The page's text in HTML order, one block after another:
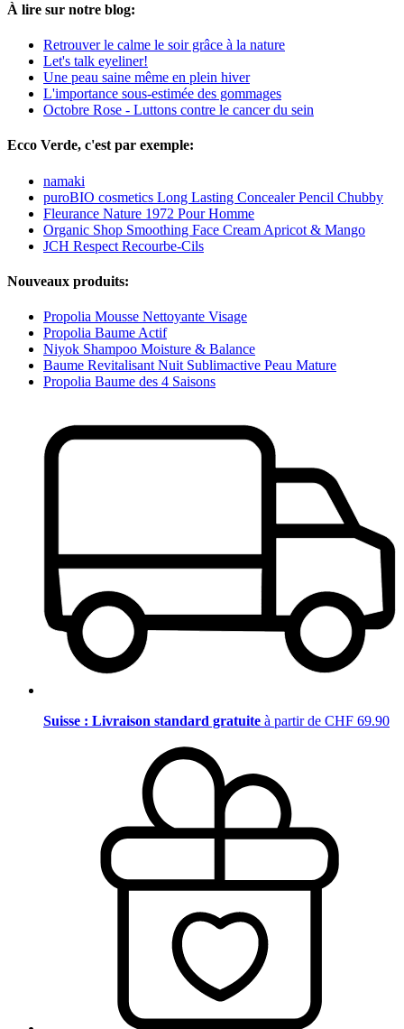
À lire sur notre blog:
Retrouver le calme le soir grâce à la nature
Let's talk eyeliner!
Une peau saine même en plein hiver
L'importance sous-estimée des gommages
Octobre Rose - Luttons contre le cancer du sein
Ecco Verde, c'est par exemple:
namaki
puroBIO cosmetics Long Lasting Concealer Pencil Chubby
Fleurance Nature 1972 Pour Homme
Organic Shop Smoothing Face Cream Apricot & Mango
JCH Respect Recourbe-Cils
Nouveaux produits:
Propolia Mousse Nettoyante Visage
Propolia Baume Actif
Niyok Shampoo Moisture & Balance
Baume Revitalisant Nuit Sublimactive Peau Mature
Propolia Baume des 4 Saisons
Suisse : Livraison standard gratuite à partir de CHF 69.90